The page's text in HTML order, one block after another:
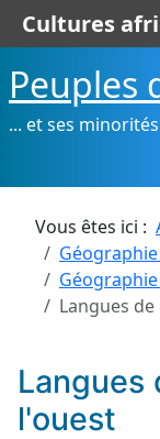
Peuples
... et ses minorités
Vous êtes ici :
Langues
Langues
l'ouest
Cultures